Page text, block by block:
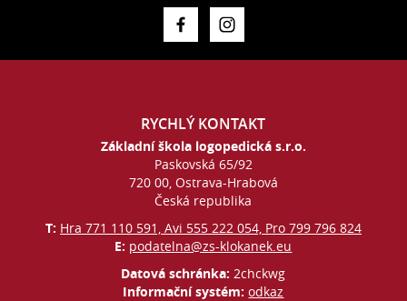
RYCHLÝ KONTAKT
Základní škola logopedická s.r.o.
Paskovská 65/92
720 00, Ostrava-Hrabová
Česká republika
T: Hra 771 110 591, Avi 555 222 054, Pro 799 796 824
E: podatelna@zs-klokanek.eu
Datová schránka: 2chckwg
Informační systém:odkaz